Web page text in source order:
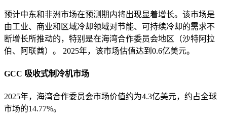
预计中东和非洲市场在预测期内将出现显着增长。该市场是
由工业、商业和区域冷却领域对节能、可持续冷却的需求不
断增长所推动的，特别是在海湾合作委员会地区（沙特阿拉
伯、阿联酋）。 2025年，该市场估值达到0.6亿美元。
GCC 吸收式制冷机市场
2025年，海湾合作委员会市场价值约为4.3亿美元，约占全球
市场的14.77%。